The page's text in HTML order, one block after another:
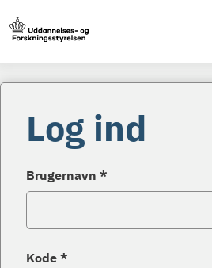
Log ind
Brugernavn *
Kode *